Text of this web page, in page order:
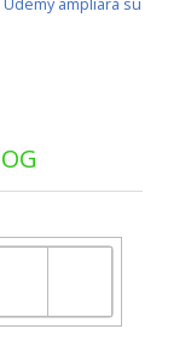
ampliará su